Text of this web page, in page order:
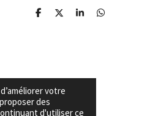
votre
des
d'utiliser ce
P
r
P
r
P
r
P
Conditions
algerie